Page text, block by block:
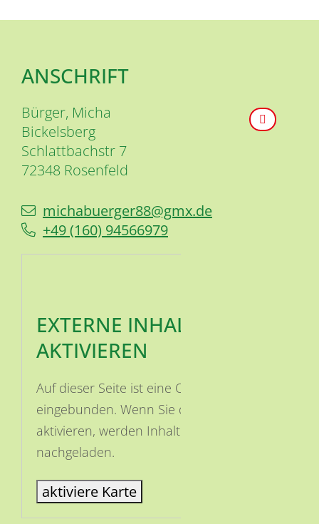
ANSCHRIFT
Bürger, Micha
Bickelsberg
Schlattbachstr 7
72348 Rosenfeld
michabuerger88@gmx.de
+49 (160) 94566979
EXTERNE INHALTE
AKTIVIEREN
Auf dieser Seite ist eine OSM Karte
eingebunden. Wenn Sie die Karte
aktivieren, werden Inhalte von OSM
nachgeladen.
aktiviere Karte